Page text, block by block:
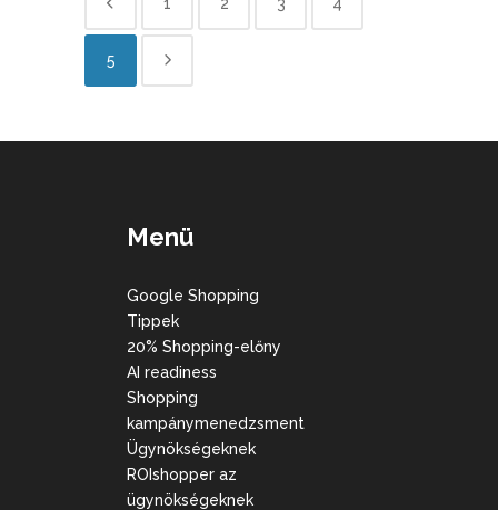
5
Menü
Google Shopping
Tippek
20% Shopping-előny
AI readiness
Shopping
kampánymenedzsment
Ügynökségeknek
ROIshopper az
ügynökségeknek